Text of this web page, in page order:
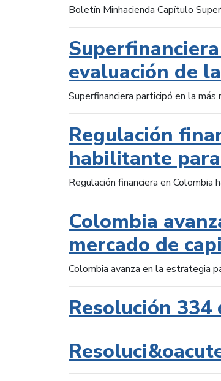
Boletín Minhacienda Capítulo
evaluación de
Superfinanciera participó en la
Regulación
habilitante
Regulación financiera en
Colombia
mercado de
Colombia avanza en la estrategia
Resolución